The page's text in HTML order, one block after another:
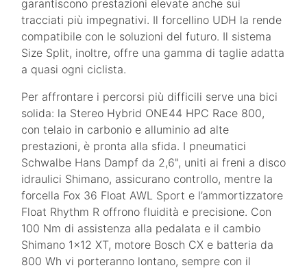
garantiscono prestazioni elevate anche sui
tracciati più impegnativi. Il forcellino UDH la rende
compatibile con le soluzioni del futuro. Il sistema
Size Split, inoltre, offre una gamma di taglie adatta
a quasi ogni ciclista.
Per affrontare i percorsi più difficili serve una bici
solida: la Stereo Hybrid ONE44 HPC Race 800,
con telaio in carbonio e alluminio ad alte
prestazioni, è pronta alla sfida. I pneumatici
Schwalbe Hans Dampf da 2,6", uniti ai freni a disco
idraulici Shimano, assicurano controllo, mentre la
forcella Fox 36 Float AWL Sport e l’ammortizzatore
Float Rhythm R offrono fluidità e precisione. Con
100 Nm di assistenza alla pedalata e il cambio
Shimano 1x12 XT, motore Bosch CX e batteria da
800 Wh vi porteranno lontano, sempre con il